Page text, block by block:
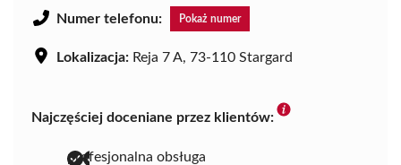
Numer telefonu: Pokaż numer
Lokalizacja: Reja 7 A, 73-110 Stargard
Najczęściej doceniane przez klientów:
profesjonalna obsługa